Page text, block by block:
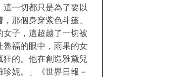
一切都只是為了要以
那個身穿紫色斗篷、
子，這超越了一切被
福的眼中，雨果的女
的。他在創造雅黛兒
妮。」《世界日報－